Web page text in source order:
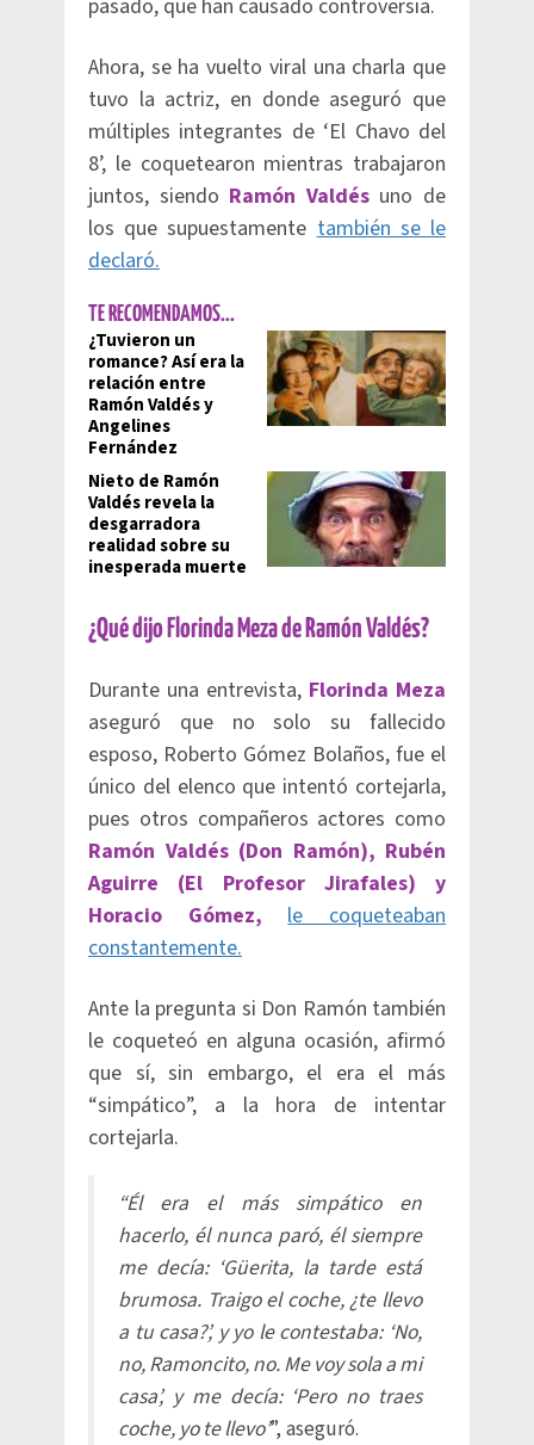
pasado, que han causado controversia.
Ahora, se ha vuelto viral una charla que
tuvo la actriz, en donde aseguró que
múltiples integrantes de ‘El Chavo del
8’, le coquetearon mientras trabajaron
juntos, siendo Ramón Valdésuno de
los que supuestamentetambién se le
declaró.
TE RECOMENDAMOS...
¿Tuvieron un
romance? Así era la
relación entre
Ramón Valdés y
Angelines
Fernández
Nieto de Ramón
Valdés revela la
desgarradora
realidad sobre su
inesperada muerte
¿Qué dijo Florinda Meza de Ramón Valdés?
Durante una entrevista, Florinda Meza
aseguró que no solo su fallecido
esposo, Roberto Gómez Bolaños, fue el
único del elenco que intentó cortejarla,
pues otros compañeros actores como
Ramón Valdés (Don Ramón), Rubén
Aguirre (El Profesor Jirafales) y
Horacio Gómez,
le coqueteaban
constantemente.
Ante la pregunta si Don Ramón también
le coqueteó en alguna ocasión, afirmó
que sí, sin embargo, el era el más
“simpático”, a la hora de intentar
cortejarla.
“Él era el más simpático en
hacerlo, él nunca paró, él siempre
me decía: ‘Güerita, la tarde está
brumosa. Traigo el coche, ¿te llevo
a tu casa?’, y yo le contestaba: ‘No,
no, Ramoncito, no. Me voy sola a mi
casa’, y me decía: ‘Pero no traes
coche, yo te llevo’”, aseguró.